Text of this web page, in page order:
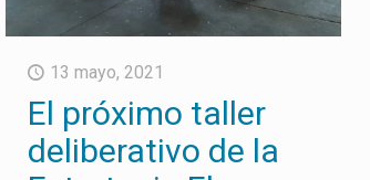
13 mayo, 2021
El próximo taller
deliberativo de la